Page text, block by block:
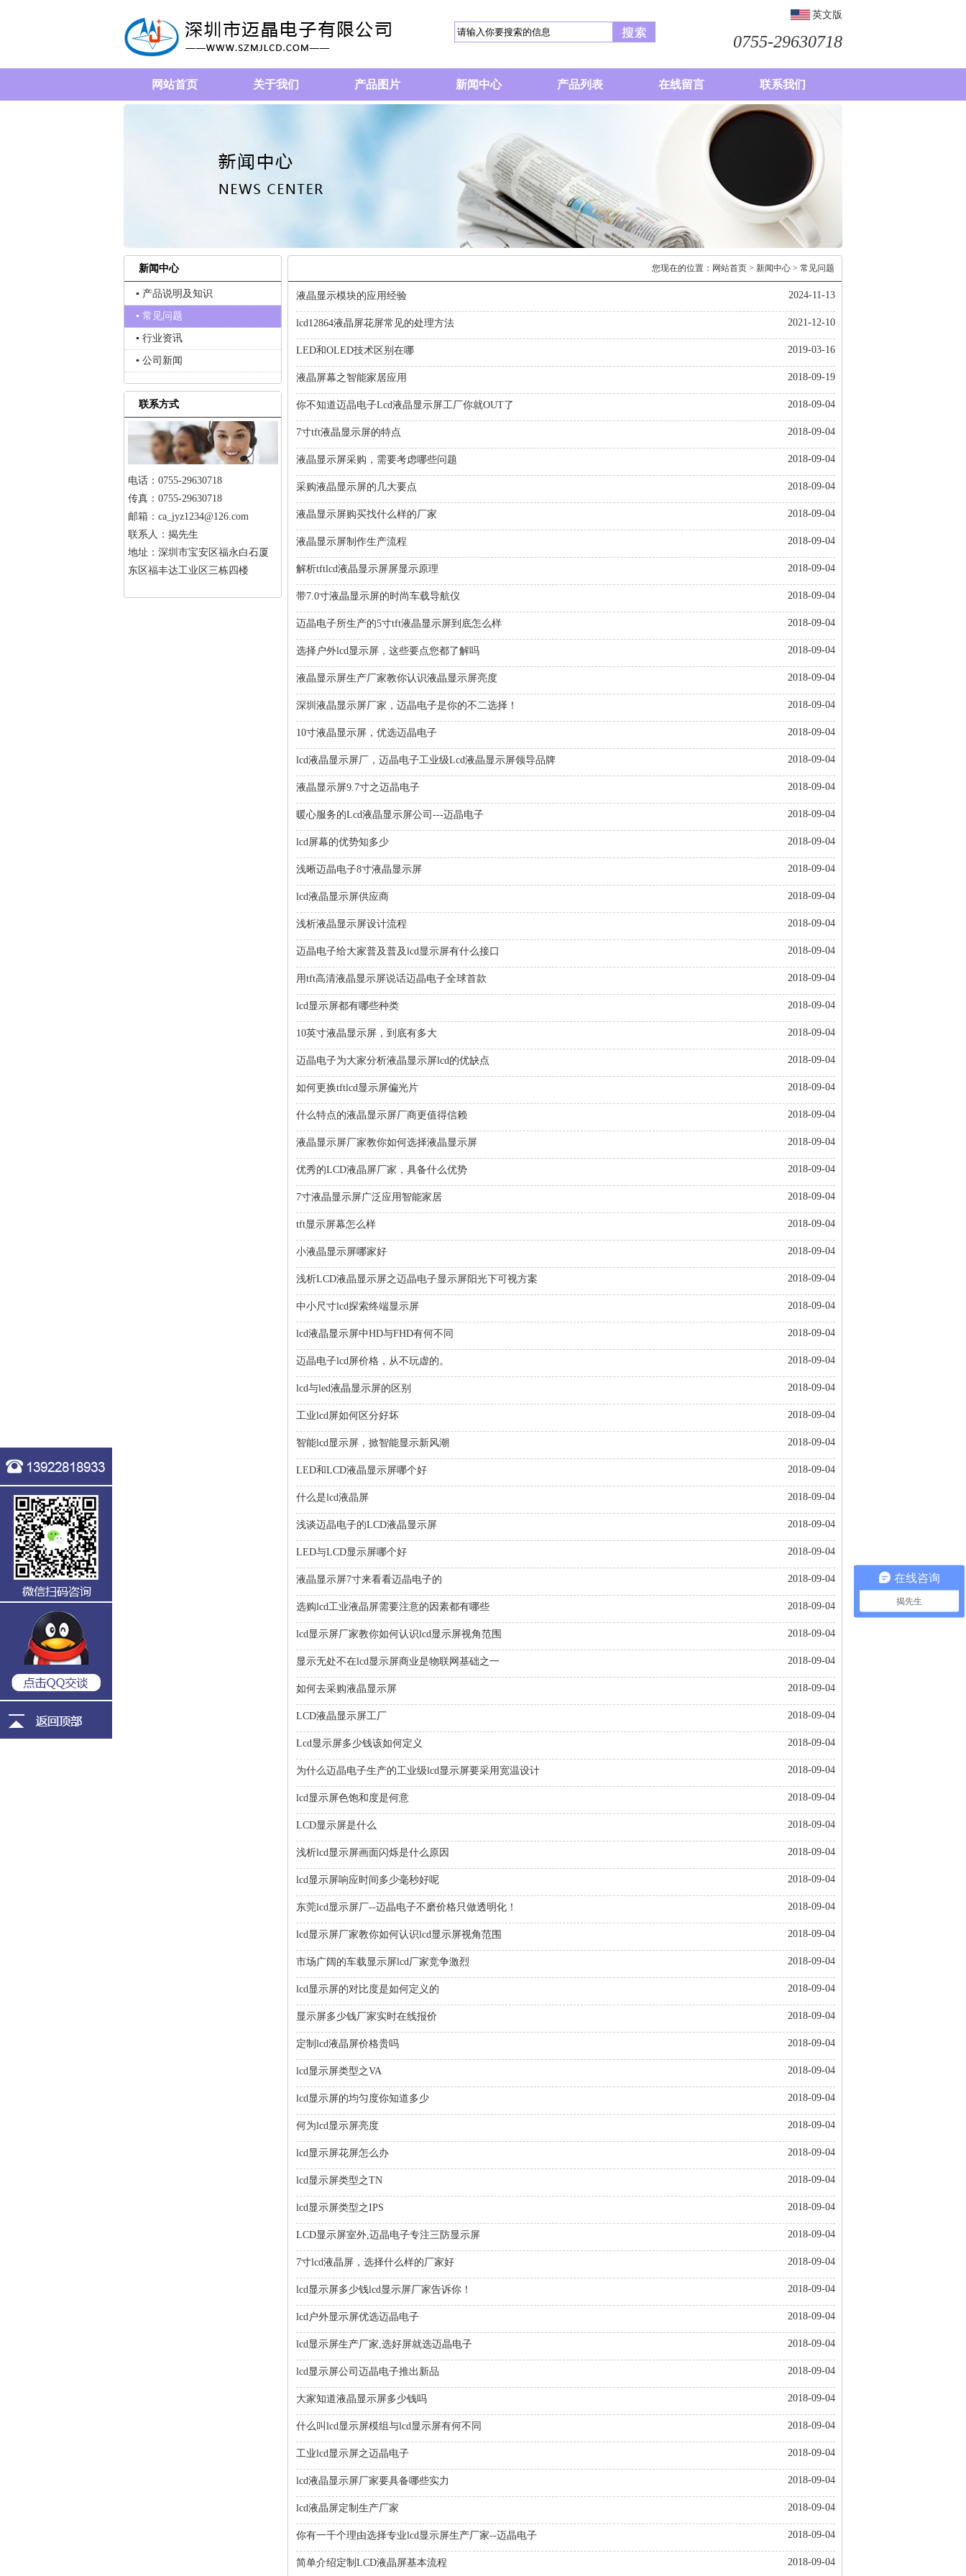
英文版
0755-29630718
网站首页 关于我们 产品图片 新闻中心 产品列表 在线留言 联系我们
您现在的位置： 网站首页 > 新闻中心 > 常见问题
液晶显示模块的应用经验 2024-11-13
lcd12864液晶屏花屏常见的处理方法 2021-12-10
LED和OLED技术区别在哪 2019-03-16
液晶屏幕之智能家居应用 2018-09-19
你不知道迈晶电子Lcd液晶显示屏工厂你就OUT了 2018-09-04
7寸tft液晶显示屏的特点 2018-09-04
液晶显示屏采购，需要考虑哪些问题 2018-09-04
采购液晶显示屏的几大要点 2018-09-04
液晶显示屏购买找什么样的厂家 2018-09-04
液晶显示屏制作生产流程 2018-09-04
解析tftlcd液晶显示屏屏显示原理 2018-09-04
带7.0寸液晶显示屏的时尚车载导航仪 2018-09-04
迈晶电子所生产的5寸tft液晶显示屏到底怎么样 2018-09-04
选择户外lcd显示屏，这些要点您都了解吗 2018-09-04
液晶显示屏生产厂家教你认识液晶显示屏亮度 2018-09-04
深圳液晶显示屏厂家，迈晶电子是你的不二选择！ 2018-09-04
10寸液晶显示屏，优选迈晶电子 2018-09-04
lcd液晶显示屏厂，迈晶电子工业级Lcd液晶显示屏领导品牌 2018-09-04
液晶显示屏9.7寸之迈晶电子 2018-09-04
暖心服务的Lcd液晶显示屏公司---迈晶电子 2018-09-04
lcd屏幕的优势知多少 2018-09-04
浅晰迈晶电子8寸液晶显示屏 2018-09-04
lcd液晶显示屏供应商 2018-09-04
浅析液晶显示屏设计流程 2018-09-04
迈晶电子给大家普及普及lcd显示屏有什么接口 2018-09-04
用tft高清液晶显示屏说话迈晶电子全球首款 2018-09-04
lcd显示屏都有哪些种类 2018-09-04
10英寸液晶显示屏，到底有多大 2018-09-04
迈晶电子为大家分析液晶显示屏lcd的优缺点 2018-09-04
如何更换tftlcd显示屏偏光片 2018-09-04
什么特点的液晶显示屏厂商更值得信赖 2018-09-04
液晶显示屏厂家教你如何选择液晶显示屏 2018-09-04
优秀的LCD液晶屏厂家，具备什么优势 2018-09-04
7寸液晶显示屏广泛应用智能家居 2018-09-04
tft显示屏幕怎么样 2018-09-04
小液晶显示屏哪家好 2018-09-04
浅析LCD液晶显示屏之迈晶电子显示屏阳光下可视方案 2018-09-04
中小尺寸lcd探索终端显示屏 2018-09-04
lcd液晶显示屏中HD与FHD有何不同 2018-09-04
迈晶电子lcd屏价格，从不玩虚的。 2018-09-04
lcd与led液晶显示屏的区别 2018-09-04
工业lcd屏如何区分好坏 2018-09-04
智能lcd显示屏，掀智能显示新风潮 2018-09-04
LED和LCD液晶显示屏哪个好 2018-09-04
什么是lcd液晶屏 2018-09-04
浅谈迈晶电子的LCD液晶显示屏 2018-09-04
LED与LCD显示屏哪个好 2018-09-04
液晶显示屏7寸来看看迈晶电子的 2018-09-04
选购lcd工业液晶屏需要注意的因素都有哪些 2018-09-04
lcd显示屏厂家教你如何认识lcd显示屏视角范围 2018-09-04
显示无处不在lcd显示屏商业是物联网基础之一 2018-09-04
如何去采购液晶显示屏 2018-09-04
LCD液晶显示屏工厂 2018-09-04
Lcd显示屏多少钱该如何定义 2018-09-04
为什么迈晶电子生产的工业级lcd显示屏要采用宽温设计 2018-09-04
lcd显示屏色饱和度是何意 2018-09-04
LCD显示屏是什么 2018-09-04
浅析lcd显示屏画面闪烁是什么原因 2018-09-04
lcd显示屏响应时间多少毫秒好呢 2018-09-04
东莞lcd显示屏厂--迈晶电子不磨价格只做透明化！ 2018-09-04
lcd显示屏厂家教你如何认识lcd显示屏视角范围 2018-09-04
市场广阔的车载显示屏lcd厂家竞争激烈 2018-09-04
lcd显示屏的对比度是如何定义的 2018-09-04
显示屏多少钱厂家实时在线报价 2018-09-04
定制lcd液晶屏价格贵吗 2018-09-04
lcd显示屏类型之VA 2018-09-04
lcd显示屏的均匀度你知道多少 2018-09-04
何为lcd显示屏亮度 2018-09-04
lcd显示屏花屏怎么办 2018-09-04
lcd显示屏类型之TN 2018-09-04
lcd显示屏类型之IPS 2018-09-04
LCD显示屏室外,迈晶电子专注三防显示屏 2018-09-04
7寸lcd液晶屏，选择什么样的厂家好 2018-09-04
lcd显示屏多少钱lcd显示屏厂家告诉你！ 2018-09-04
lcd户外显示屏优选迈晶电子 2018-09-04
lcd显示屏生产厂家,选好屏就选迈晶电子 2018-09-04
lcd显示屏公司迈晶电子推出新品 2018-09-04
大家知道液晶显示屏多少钱吗 2018-09-04
什么叫lcd显示屏模组与lcd显示屏有何不同 2018-09-04
工业lcd显示屏之迈晶电子 2018-09-04
lcd液晶显示屏厂家要具备哪些实力 2018-09-04
lcd液晶屏定制生产厂家 2018-09-04
你有一千个理由选择专业lcd显示屏生产厂家--迈晶电子 2018-09-04
简单介绍定制LCD液晶屏基本流程 2018-09-04
新闻中心
▪ 产品说明及知识
▪ 常见问题
▪ 行业资讯
▪ 公司新闻
联系方式
电话：0755-29630718
传真：0755-29630718
邮箱：ca_jyz1234@126.com
联系人：揭先生
地址：深圳市宝安区福永白石厦
东区福丰达工业区三栋四楼
在线咨询
揭先生